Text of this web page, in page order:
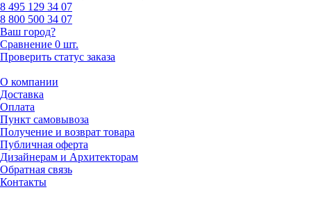
8 495 129 34 07
8 800 500 34 07
Ваш город?
Сравнение 0 шт.
Проверить статус заказа
О компании
Доставка
Оплата
Пункт самовывоза
Получение и возврат товара
Публичная оферта
Дизайнерам и Архитекторам
Обратная связь
Контакты